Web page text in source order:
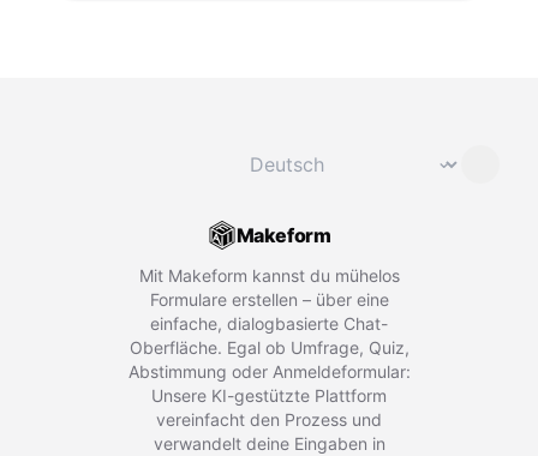
⌄
Makeform
Mit Makeform kannst du mühelos
Formulare erstellen – über eine
einfache, dialogbasierte Chat-
Oberfläche. Egal ob Umfrage, Quiz,
Abstimmung oder Anmeldeformular:
Unsere KI-gestützte Plattform
vereinfacht den Prozess und
verwandelt deine Eingaben in